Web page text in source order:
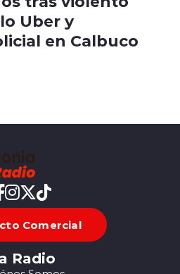
Uber y
en Calbuco
Comercial
Radio